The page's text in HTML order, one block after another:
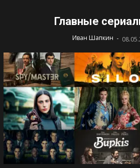
Главные
Иван Шапкин -